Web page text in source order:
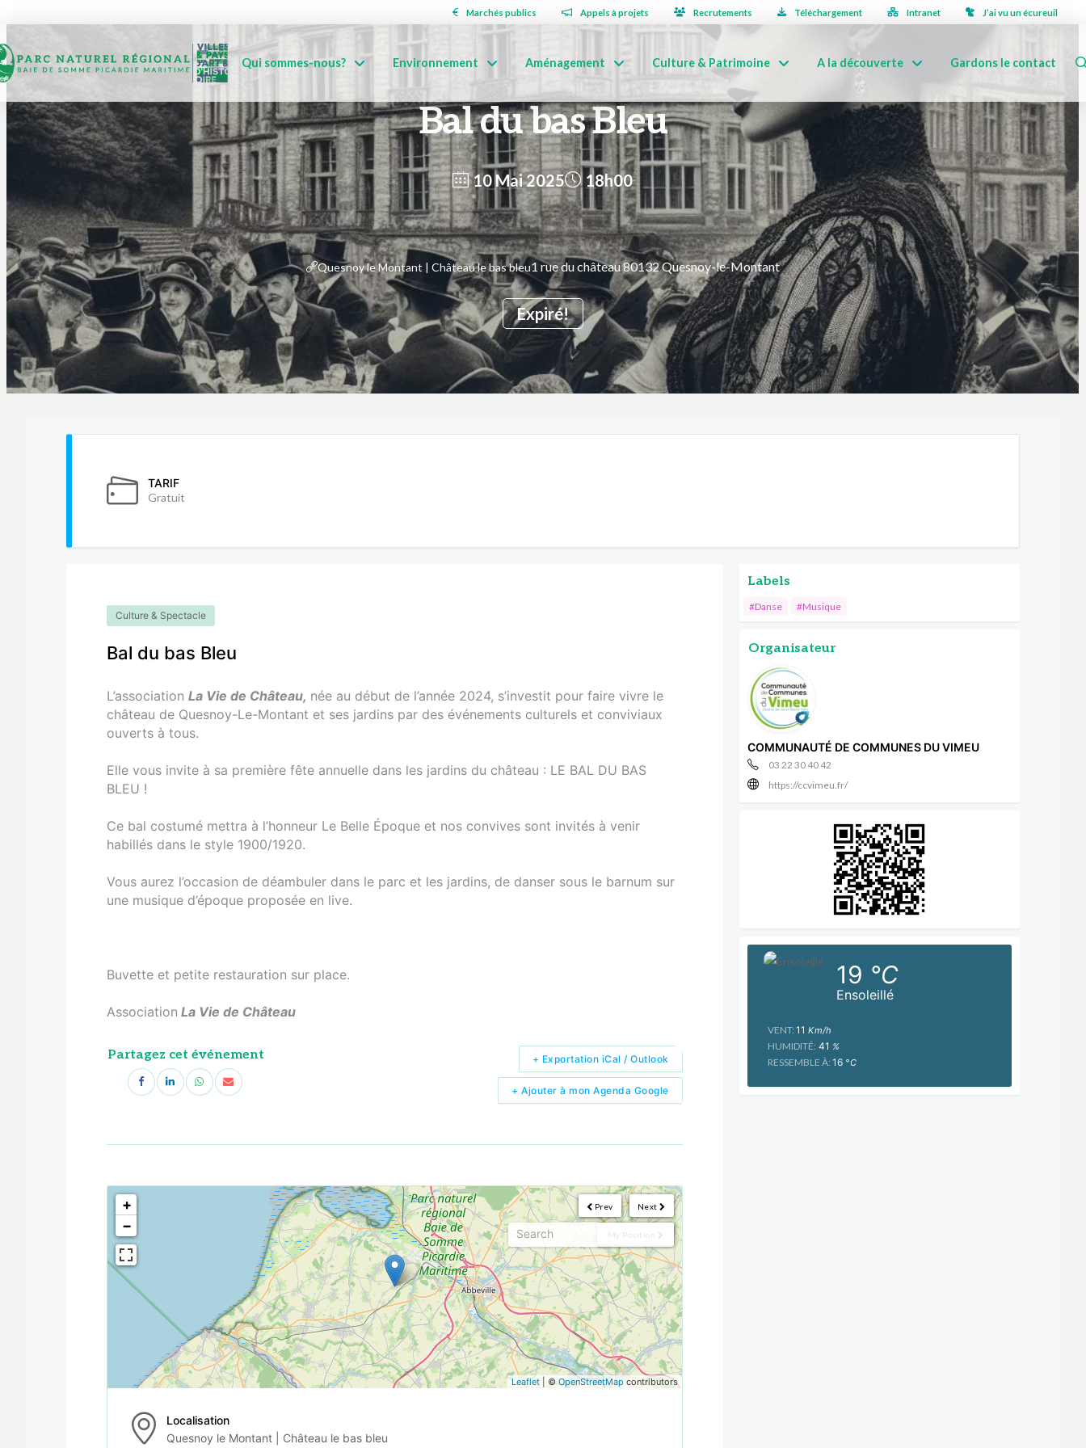
Marchés publics Appels à projets Recrutements Téléchargement Intranet J’ai vu un écureuil
Qui sommes-nous? Environnement Aménagement Culture & Patrimoine A la découverte Gardons le contact
Bal du bas Bleu
10 Mai 2025
Expiré!
18h00
Quesnoy le Montant | Château le bas bleu1 rue du château 80132 Quesnoy-le-Montant
TARIF
Gratuit
Culture & Spectacle
Bal du bas Bleu
L’association La Vie de Château, née au début de l’année 2024, s’investit pour faire vivre le
château de Quesnoy-Le-Montant et ses jardins par des événements culturels et conviviaux
ouverts à tous.
Elle vous invite à sa première fête annuelle dans les jardins du château : LE BAL DU BAS
BLEU !
Ce bal costumé mettra à l’honneur Le Belle Époque et nos convives sont invités à venir
habillés dans le style 1900/1920.
Vous aurez l’occasion de déambuler dans le parc et les jardins, de danser sous le barnum sur
une musique d’époque proposée en live.
Buvette et petite restauration sur place.
Association La Vie de Château
Partagez cet événement
+ Ajouter à mon Agenda Google
+ Exportation iCal / Outlook
Next
Prev
My Position
<!---->
+
−
Leaflet| © OpenStreetMap contributors
Localisation
Quesnoy le Montant | Château le bas bleu
Labels
#Danse #Musique
Organisateur
COMMUNAUTÉ DE COMMUNES DU VIMEU
03 22 30 40 42
https://ccvimeu.fr/
Ensoleillé
19 °C
VENT: 11 Km/h
HUMIDITÉ: 41 %
RESSEMBLE À: 16°C